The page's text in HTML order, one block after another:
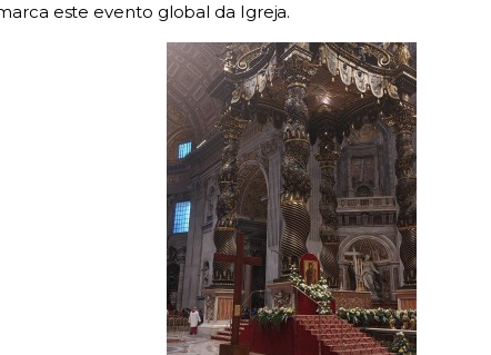
este evento global da Igreja.